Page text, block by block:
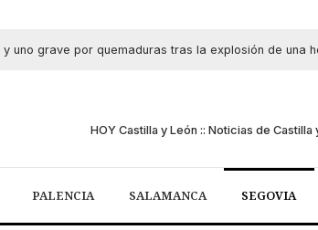
y uno grave por quemaduras tras la explosión de una
PALENCIA SALAMANCA SEGOVIA